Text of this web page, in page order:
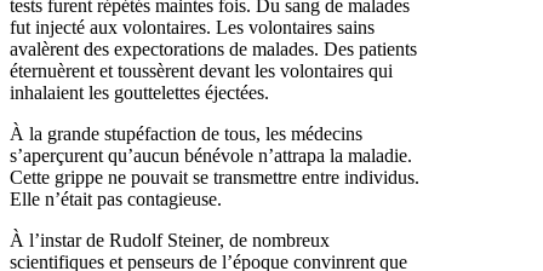
tests furent répétés maintes fois. Du sang de malades
fut injecté aux volontaires. Les volontaires sains
avalèrent des expectorations de malades. Des patients
éternuèrent et toussèrent devant les volontaires qui
inhalaient les gouttelettes éjectées.
À la grande stupéfaction de tous, les médecins
s’aperçurent qu’aucun bénévole n’attrapa la maladie.
Cette grippe ne pouvait se transmettre entre individus.
Elle n’était pas contagieuse.
À l’instar de Rudolf Steiner, de nombreux
scientifiques et penseurs de l’époque convinrent que